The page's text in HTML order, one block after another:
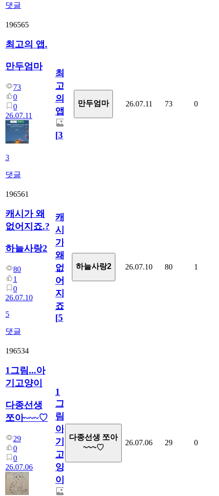
댓글
196565
최고의 앱.
만두엄마
73
0
0
26.07.11
3
댓글
최
고
의
앱.
[3]
만두엄마 26.07.11 73 0
196561
캐시가 왜
없어지죠.?
하늘사랑2
80
1
0
26.07.10
5
댓글
캐
시
가
왜
없
어
지
죠.?
[5]
하늘사랑2 26.07.10 80 1
196534
1그림...아
기고양이
다종선생
쪼아~~~♡
29
0
0
26.07.06
1
그
림...
아
기
고
양
이
다종선생 쪼아
~~~♡
26.07.06 29 0